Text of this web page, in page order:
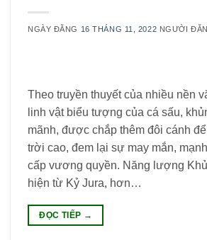
NGÀY ĐĂNG 16 THÁNG 11, 2022 NGƯỜI
Theo truyền thuyết của nhiều nền
linh vật biểu tượng của cá sấu,
mãnh, được chắp thêm đôi cánh
trời cao, đem lại sự may mắn,
cấp vương quyền. Năng lượng
hiện từ Kỷ Jura, hơn…
ĐỌC TIẾP →